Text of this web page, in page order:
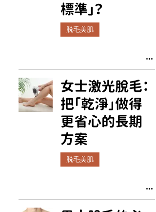
標準」？
脱毛美肌
女士激光脫毛：
把「乾淨」做得
更省心的長期
方案
脱毛美肌